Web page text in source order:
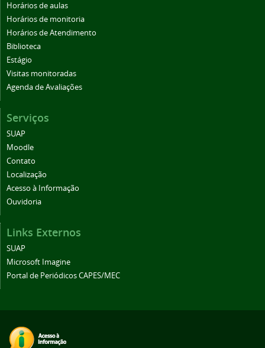
Horários de aulas
Horários de monitoria
Horários de Atendimento
Biblioteca
Estágio
Visitas monitoradas
Agenda de Avaliações
Serviços
SUAP
Moodle
Contato
Localização
Acesso à Informação
Ouvidoria
Links Externos
SUAP
Microsoft Imagine
Portal de Periódicos CAPES/MEC